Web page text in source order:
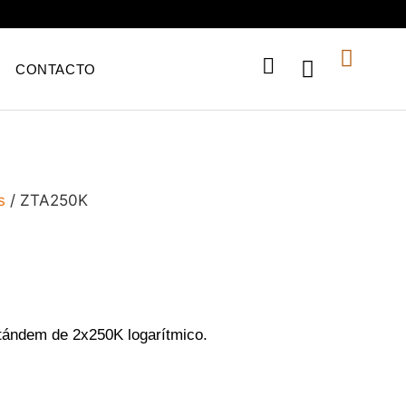
CONTACTO
/ ZTA250K
de 2x250K logarítmico.